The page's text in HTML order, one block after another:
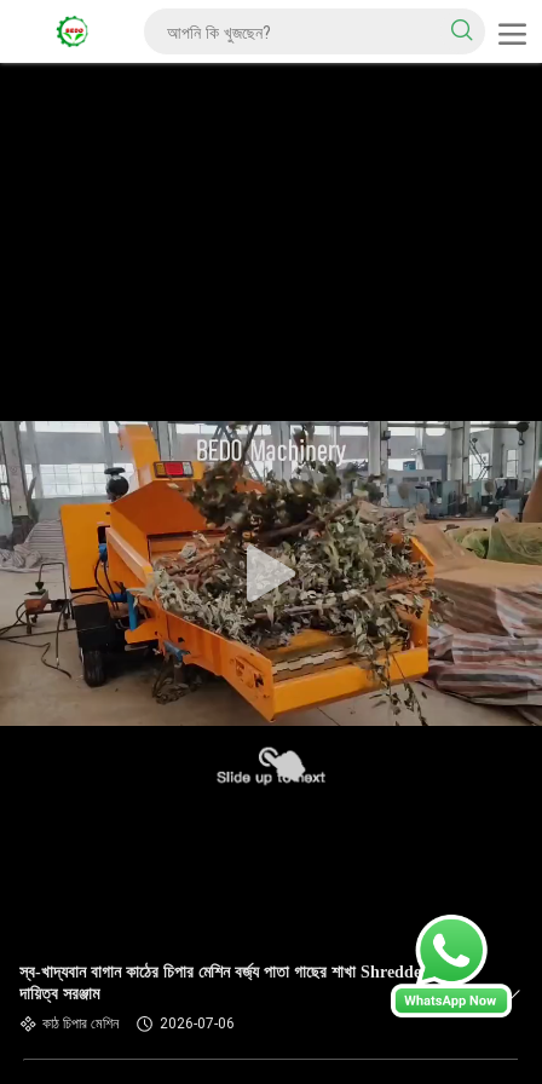
স্ব-খাদ্যবান বাগান কাঠের চিপার মেশিন বর্জ্য পাতা গাছের শাখা Shredder ভারী
দায়িত্ব সরঞ্জাম
কাঠ চিপার মেশিন 2026-07-06